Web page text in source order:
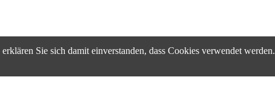
Sie sich damit einverstanden, dass Cookies verwendet werden.